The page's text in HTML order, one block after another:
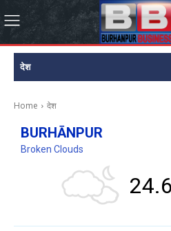
देश
Home देश
BURHĀNPUR
Broken Clouds
24.6